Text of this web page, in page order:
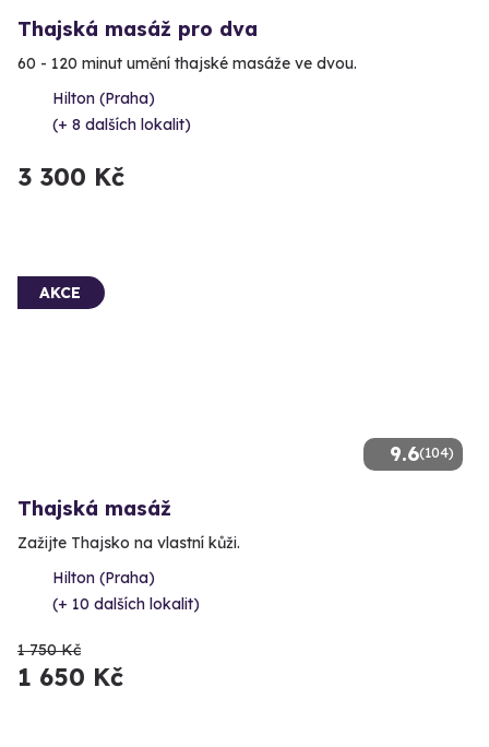
Thajská masáž pro dva
60 - 120 minut umění thajské masáže ve dvou.
Hilton (Praha)
(+ 8 dalších lokalit)
3 300 Kč
9.6(104)
AKCE
Thajská masáž
Zažijte Thajsko na vlastní kůži.
Hilton (Praha)
(+ 10 dalších lokalit)
1 750 Kč
1 650 Kč